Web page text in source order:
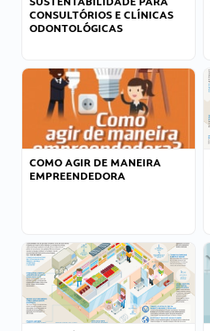
CONSULTÓRIOS E CLÍNICAS
ODONTOLÓGICAS
COMO AGIR DE MANEIRA
EMPREENDEDORA